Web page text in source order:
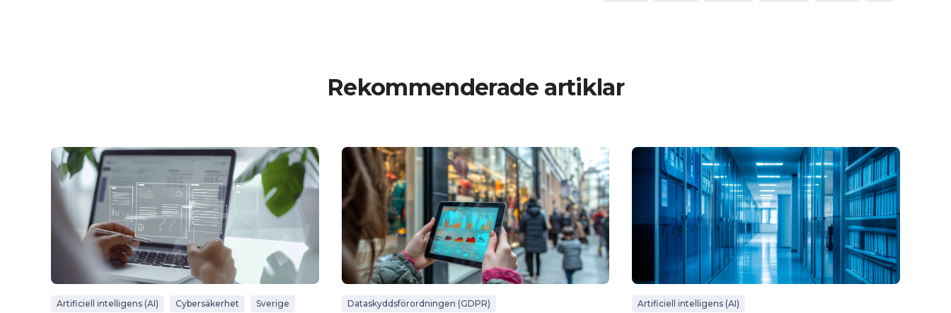
Rekommenderade artiklar
Artificiell intelligens (AI) Cybersäkerhet Sverige Dataskyddsförordningen (GDPR) Artificiell intelligens (AI)